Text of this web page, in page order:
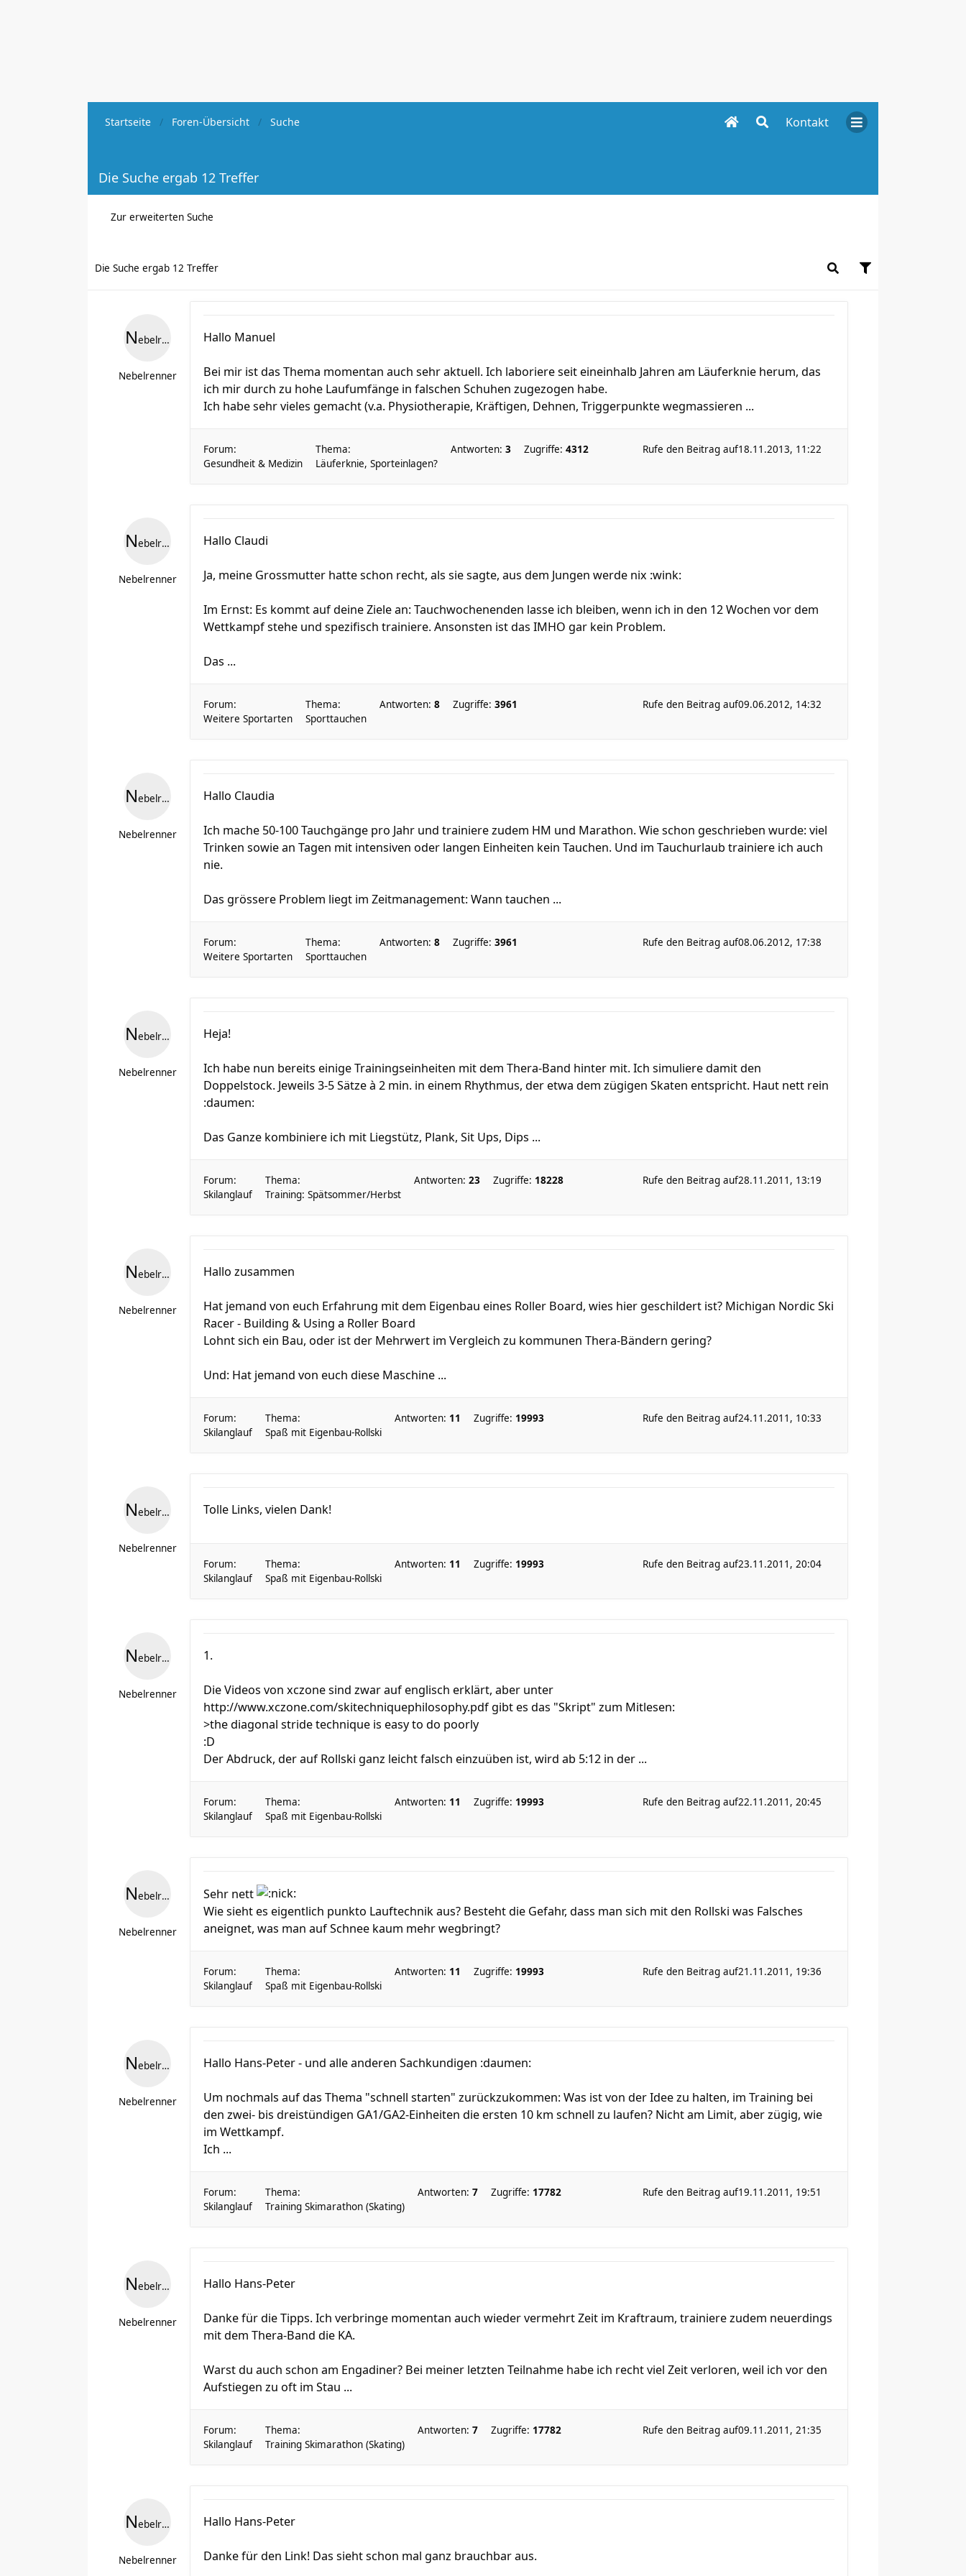
Kontakt
Startseite Foren-Übersicht Suche
Die Suche ergab 12 Treffer
Zur erweiterten Suche
Die Suche ergab 12 Treffer
Nebelrenner
Nebelrenner
Hallo Manuel
Bei mir ist das Thema momentan auch sehr aktuell. Ich laboriere seit eineinhalb Jahren am Läuferknie herum, das
ich mir durch zu hohe Laufumfänge in falschen Schuhen zugezogen habe.
Ich habe sehr vieles gemacht (v.a. Physiotherapie, Kräftigen, Dehnen, Triggerpunkte wegmassieren ...
Forum:
Gesundheit & Medizin
Thema:
Läuferknie, Sporteinlagen?
Antworten: 3 Zugriffe: 4312 18.11.2013, 11:22
Rufe den Beitrag auf
Nebelrenner
Nebelrenner
Hallo Claudi
Ja, meine Grossmutter hatte schon recht, als sie sagte, aus dem Jungen werde nix :wink:
Im Ernst: Es kommt auf deine Ziele an: Tauchwochenenden lasse ich bleiben, wenn ich in den 12 Wochen vor dem
Wettkampf stehe und spezifisch trainiere. Ansonsten ist das IMHO gar kein Problem.
Das ...
Forum:
Weitere Sportarten
Thema:
Sporttauchen
Antworten: 8 Zugriffe: 3961 09.06.2012, 14:32
Rufe den Beitrag auf
Nebelrenner
Nebelrenner
Hallo Claudia
Ich mache 50-100 Tauchgänge pro Jahr und trainiere zudem HM und Marathon. Wie schon geschrieben wurde: viel
Trinken sowie an Tagen mit intensiven oder langen Einheiten kein Tauchen. Und im Tauchurlaub trainiere ich auch
nie.
Das grössere Problem liegt im Zeitmanagement: Wann tauchen ...
Forum:
Weitere Sportarten
Thema:
Sporttauchen
Antworten: 8 Zugriffe: 3961 08.06.2012, 17:38
Rufe den Beitrag auf
Nebelrenner
Nebelrenner
Heja!
Ich habe nun bereits einige Trainingseinheiten mit dem Thera-Band hinter mit. Ich simuliere damit den
Doppelstock. Jeweils 3-5 Sätze à 2 min. in einem Rhythmus, der etwa dem zügigen Skaten entspricht. Haut nett rein
:daumen:
Das Ganze kombiniere ich mit Liegstütz, Plank, Sit Ups, Dips ...
Forum:
Skilanglauf
Thema:
Training: Spätsommer/Herbst
Antworten: 23 Zugriffe: 18228 28.11.2011, 13:19
Rufe den Beitrag auf
Nebelrenner
Nebelrenner
Hallo zusammen
Hat jemand von euch Erfahrung mit dem Eigenbau eines Roller Board, wies hier geschildert ist? Michigan Nordic Ski
Racer - Building & Using a Roller Board
Lohnt sich ein Bau, oder ist der Mehrwert im Vergleich zu kommunen Thera-Bändern gering?
Und: Hat jemand von euch diese Maschine ...
Forum:
Skilanglauf
Thema:
Spaß mit Eigenbau-Rollski
Antworten: 11 Zugriffe: 19993 24.11.2011, 10:33
Rufe den Beitrag auf
Nebelrenner
Nebelrenner
Tolle Links, vielen Dank!
Forum:
Skilanglauf
Thema:
Spaß mit Eigenbau-Rollski
Antworten: 11 Zugriffe: 19993 23.11.2011, 20:04
Rufe den Beitrag auf
Nebelrenner
Nebelrenner
1.
Die Videos von xczone sind zwar auf englisch erklärt, aber unter
http://www.xczone.com/skitechniquephilosophy.pdf gibt es das "Skript" zum Mitlesen:
>the diagonal stride technique is easy to do poorly
:D
Der Abdruck, der auf Rollski ganz leicht falsch einzuüben ist, wird ab 5:12 in der ...
Forum:
Skilanglauf
Thema:
Spaß mit Eigenbau-Rollski
Antworten: 11 Zugriffe: 19993 22.11.2011, 20:45
Rufe den Beitrag auf
Nebelrenner
Nebelrenner
Sehr nett
Wie sieht es eigentlich punkto Lauftechnik aus? Besteht die Gefahr, dass man sich mit den Rollski was Falsches
aneignet, was man auf Schnee kaum mehr wegbringt?
Forum:
Skilanglauf
Thema:
Spaß mit Eigenbau-Rollski
Antworten: 11 Zugriffe: 19993 21.11.2011, 19:36
Rufe den Beitrag auf
Nebelrenner
Nebelrenner
Hallo Hans-Peter - und alle anderen Sachkundigen :daumen:
Um nochmals auf das Thema "schnell starten" zurückzukommen: Was ist von der Idee zu halten, im Training bei
den zwei- bis dreistündigen GA1/GA2-Einheiten die ersten 10 km schnell zu laufen? Nicht am Limit, aber zügig, wie
im Wettkampf.
Ich ...
Forum:
Skilanglauf
Thema:
Training Skimarathon (Skating)
Antworten: 7 Zugriffe: 17782 19.11.2011, 19:51
Rufe den Beitrag auf
Nebelrenner
Nebelrenner
Hallo Hans-Peter
Danke für die Tipps. Ich verbringe momentan auch wieder vermehrt Zeit im Kraftraum, trainiere zudem neuerdings
mit dem Thera-Band die KA.
Warst du auch schon am Engadiner? Bei meiner letzten Teilnahme habe ich recht viel Zeit verloren, weil ich vor den
Aufstiegen zu oft im Stau ...
Forum:
Skilanglauf
Thema:
Training Skimarathon (Skating)
Antworten: 7 Zugriffe: 17782 09.11.2011, 21:35
Rufe den Beitrag auf
Nebelrenner
Nebelrenner
Hallo Hans-Peter
Danke für den Link! Das sieht schon mal ganz brauchbar aus.